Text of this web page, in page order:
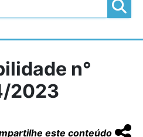
n°
2023
este conteúdo